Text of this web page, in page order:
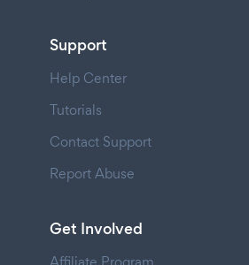
Support
Help Center
Tutorials
Contact Support
Report Abuse
Get Involved